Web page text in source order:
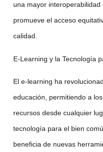
una mayor
promueve el acceso
calidad.
E-Learning y la Tecnología
El e-learning ha
educación, permitiendo a
recursos desde cualquier
tecnología para el bien
beneficia de nuevas